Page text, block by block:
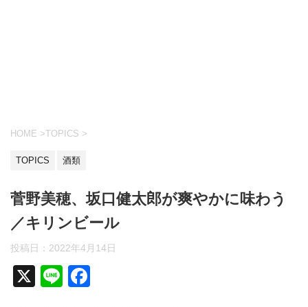
HOME >TOPICS >
TOPICS 酒類
菅野美穂、坂口健太郎が爽やかに味わう
／キリンビール
投稿日： 2022年4月14日
X
Li